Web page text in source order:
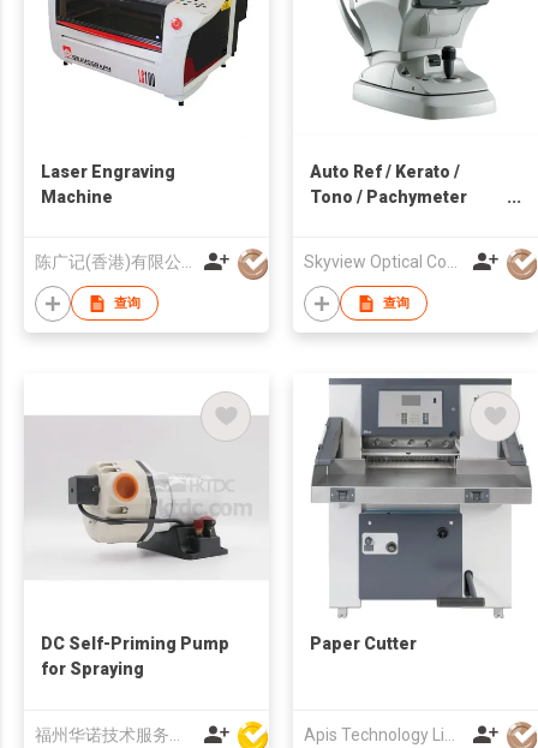
Laser Engraving
Machine
陈广记(香港)有限公司
查询
Auto Ref / Kerato /
Tono / Pachymeter
Skyview Optical Company Limited
查询
DC Self-Priming Pump
for Spraying
Paper Cutter